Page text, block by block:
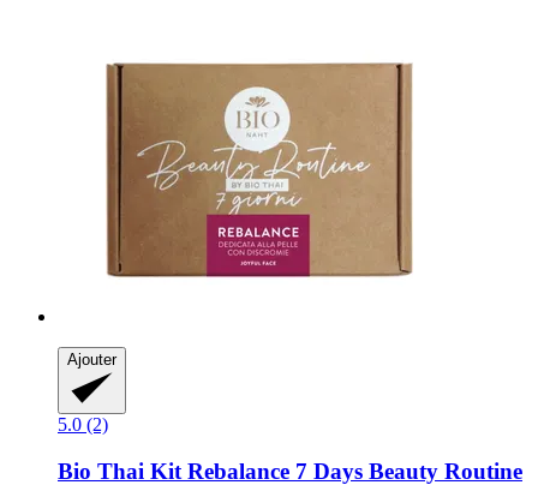
Ajouter
5.0 (2)
Bio Thai Kit Rebalance 7 Days Beauty Routine